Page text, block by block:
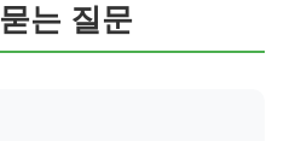
는 질문